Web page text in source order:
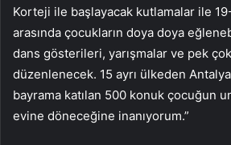
Korteji ile başlayacak kutlamalar ile
arasında çocukların doya doya
dans gösterileri, yarışmalar ve pek
düzenlenecek. 15 ayrı ülkeden
bayrama katılan 500 konuk çocuğun
evine döneceğine inanıyorum.”